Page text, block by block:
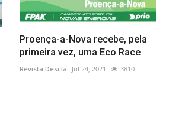
Proença-a-Nova recebe, pela
primeira vez, uma Eco Race
Revista Descla Jul 24, 2021 3810